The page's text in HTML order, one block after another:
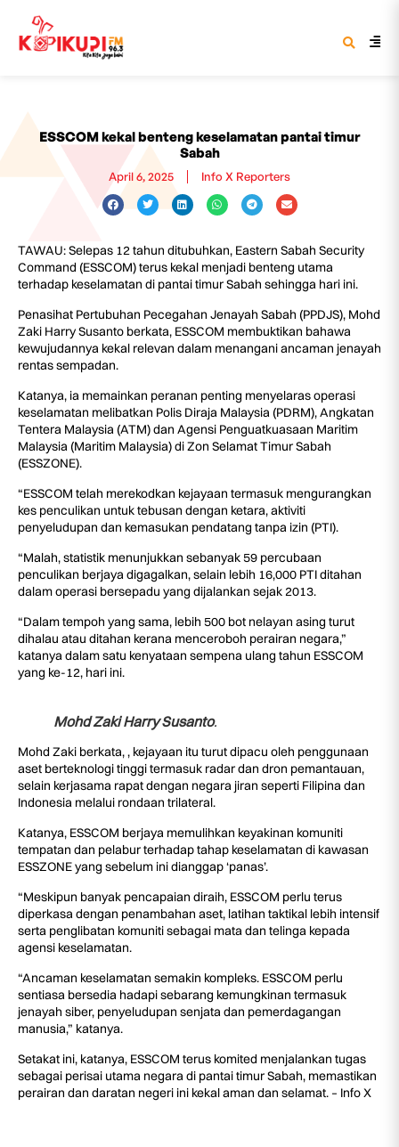
ESSCOM kekal benteng keselamatan pantai timur
Sabah
April 6, 2025 Info X Reporters
TAWAU: Selepas 12 tahun ditubuhkan, Eastern Sabah Security
Command (ESSCOM) terus kekal menjadi benteng utama
terhadap keselamatan di pantai timur Sabah sehingga hari ini.
Penasihat Pertubuhan Pecegahan Jenayah Sabah (PPDJS), Mohd
Zaki Harry Susanto berkata, ESSCOM membuktikan bahawa
kewujudannya kekal relevan dalam menangani ancaman jenayah
rentas sempadan.
Katanya, ia memainkan peranan penting menyelaras operasi
keselamatan melibatkan Polis Diraja Malaysia (PDRM), Angkatan
Tentera Malaysia (ATM) dan Agensi Penguatkuasaan Maritim
Malaysia (Maritim Malaysia) di Zon Selamat Timur Sabah
(ESSZONE).
“ESSCOM telah merekodkan kejayaan termasuk mengurangkan
kes penculikan untuk tebusan dengan ketara, aktiviti
penyeludupan dan kemasukan pendatang tanpa izin (PTI).
“Malah, statistik menunjukkan sebanyak 59 percubaan
penculikan berjaya digagalkan, selain lebih 16,000 PTI ditahan
dalam operasi bersepadu yang dijalankan sejak 2013.
“Dalam tempoh yang sama, lebih 500 bot nelayan asing turut
dihalau atau ditahan kerana menceroboh perairan negara,”
katanya dalam satu kenyataan sempena ulang tahun ESSCOM
yang ke-12, hari ini.
Mohd Zaki Harry Susanto.
Mohd Zaki berkata, , kejayaan itu turut dipacu oleh penggunaan
aset berteknologi tinggi termasuk radar dan dron pemantauan,
selain kerjasama rapat dengan negara jiran seperti Filipina dan
Indonesia melalui rondaan trilateral.
Katanya, ESSCOM berjaya memulihkan keyakinan komuniti
tempatan dan pelabur terhadap tahap keselamatan di kawasan
ESSZONE yang sebelum ini dianggap ‘panas’.
“Meskipun banyak pencapaian diraih, ESSCOM perlu terus
diperkasa dengan penambahan aset, latihan taktikal lebih intensif
serta penglibatan komuniti sebagai mata dan telinga kepada
agensi keselamatan.
“Ancaman keselamatan semakin kompleks. ESSCOM perlu
sentiasa bersedia hadapi sebarang kemungkinan termasuk
jenayah siber, penyeludupan senjata dan pemerdagangan
manusia,” katanya.
Setakat ini, katanya, ESSCOM terus komited menjalankan tugas
sebagai perisai utama negara di pantai timur Sabah, memastikan
perairan dan daratan negeri ini kekal aman dan selamat. – Info X